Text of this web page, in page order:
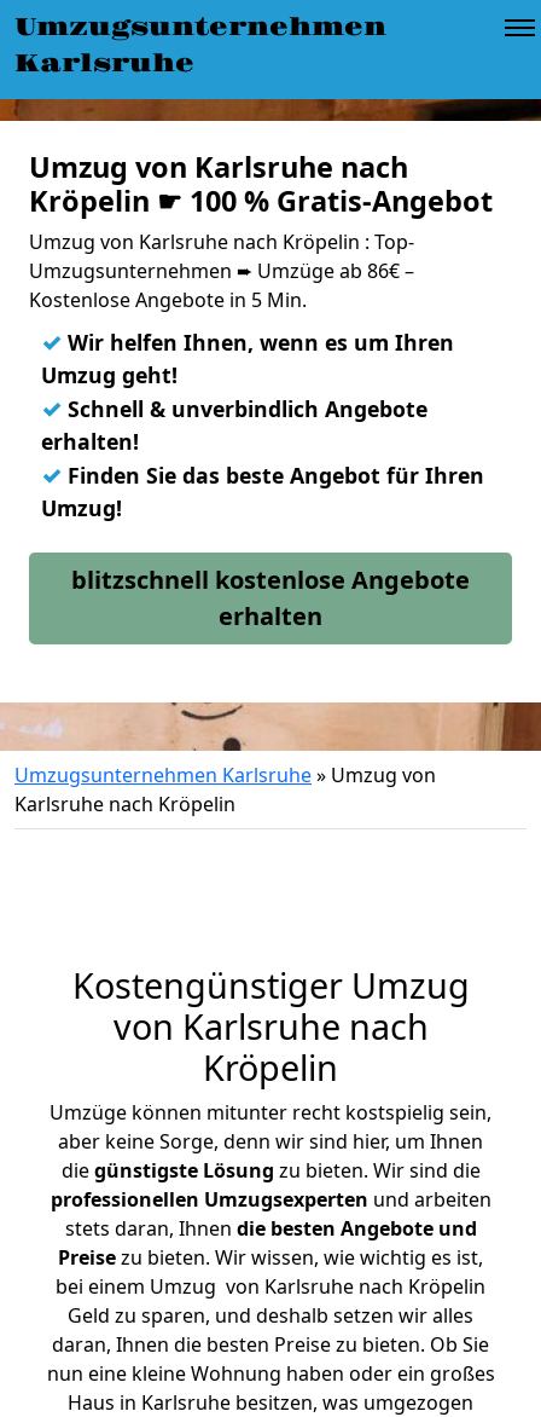
Umzugsunternehmen
Karlsruhe
Umzug von Karlsruhe nach
Kröpelin ☛ 100 % Gratis-Angebot
Umzug von Karlsruhe nach Kröpelin : Top-
Umzugsunternehmen ➨ Umzüge ab 86€ –
Kostenlose Angebote in 5 Min.
✓ Wir helfen Ihnen, wenn es um Ihren
Umzug geht!
✓ Schnell & unverbindlich Angebote
erhalten!
✓ Finden Sie das beste Angebot für Ihren
Umzug!
blitzschnell kostenlose Angebote
erhalten
Umzugsunternehmen Karlsruhe» Umzug von
Karlsruhe nach Kröpelin
Kostengünstiger Umzug
von Karlsruhe nach
Kröpelin
Umzüge können mitunter recht kostspielig sein,
aber keine Sorge, denn wir sind hier, um Ihnen
diegünstigste Lösung zu bieten. Wir sind die
professionellen Umzugsexperten und arbeiten
stets daran, Ihnen die besten Angebote und
Preisezu bieten. Wir wissen, wie wichtig es ist,
bei einem Umzug von Karlsruhe nach Kröpelin
Geld zu sparen, und deshalb setzen wir alles
daran, Ihnen die besten Preise zu bieten. Ob Sie
nun eine kleine Wohnung haben oder ein großes
Haus in Karlsruhe besitzen, was umgezogen